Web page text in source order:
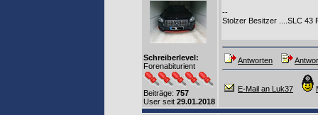
Schreiberlevel:
Forenabiturient
Beiträge: 757
User seit 29.01.2018
--
Stolzer Besitzer ....SLC 43
Antworten
E-Mail an Luk37